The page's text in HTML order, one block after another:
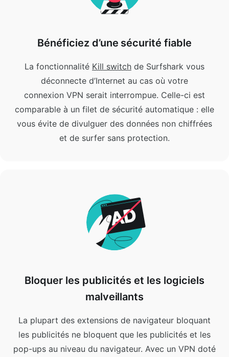
Bénéficiez d’une sécurité fiable
La fonctionnalité Kill switchde Surfshark vous
déconnecte d’Internet au cas où votre
connexion VPN serait interrompue. Celle-ci est
comparable à un filet de sécurité automatique : elle
vous évite de divulguer des données non chiffrées
et de surfer sans protection.
Bloquer les publicités et les logiciels
malveillants
La plupart des extensions de navigateur bloquant
les publicités ne bloquent que les publicités et les
pop-ups au niveau du navigateur. Avec un VPN doté